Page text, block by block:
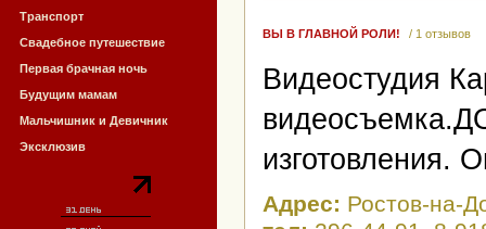
Транспорт
Свадебное путешествие
Первая брачная ночь
Будущим мамам
Мальчишник и Девичник
Эксклюзив
ВЫ В ГЛАВНОЙ РОЛИ! / 1 отзывов
Видеостудия
изготовления.
Адрес: Ростов-на-